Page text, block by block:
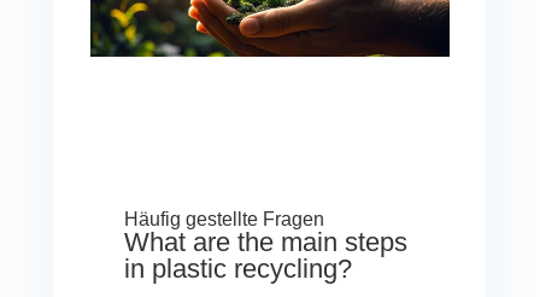
Häufig gestellte Fragen
What are the main steps
in plastic recycling?